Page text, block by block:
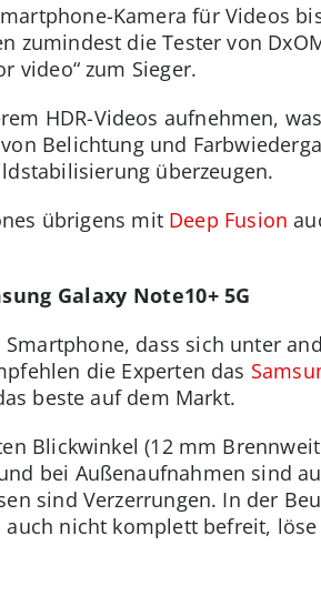
Kamera für Videos
zumindest die Tester von
video“ zum Sieger.
HDR-Videos aufnehmen,
Belichtung und
überzeugen.
übrigens mit Deep Fusion
Galaxy Note10+ 5G
dass sich unter
die Experten das
beste auf dem Markt.
Blickwinkel (12 mm
bei Außenaufnahmen sind
sind Verzerrungen. In der
nicht komplett befreit,